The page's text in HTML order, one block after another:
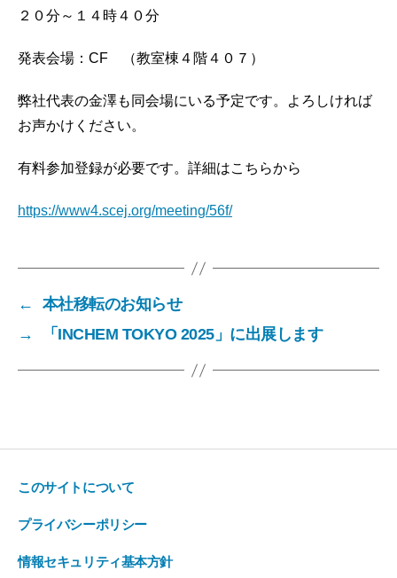
２０分～１４時４０分
発表会場：CF （教室棟４階４０７）
弊社代表の金澤も同会場にいる予定です。よろしければ
お声かけください。
有料参加登録が必要です。詳細はこちらから
https://www4.scej.org/meeting/56f/
←
本社移転のお知らせ
→
「INCHEM TOKYO 2025」に出展します
このサイトについて
プライバシーポリシー
情報セキュリティ基本方針